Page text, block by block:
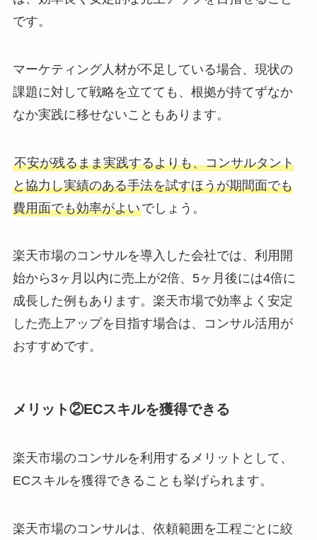
です。
マーケティング人材が不足している場合、現状の
課題に対して戦略を立てても、根拠が持てずなか
なか実践に移せないこともあります。
不安が残るまま実践するよりも、コンサルタント
と協力し実績のある手法を試すほうが期間面でも
費用面でも効率がよいでしょう。
楽天市場のコンサルを導入した会社では、利用開
始から3ヶ月以内に売上が2倍、5ヶ月後には4倍に
成長した例もあります。楽天市場で効率よく安定
した売上アップを目指す場合は、コンサル活用が
おすすめです。
メリット②ECスキルを獲得できる
楽天市場のコンサルを利用するメリットとして、
ECスキルを獲得できることも挙げられます。
楽天市場のコンサルは、依頼範囲を工程ごとに絞